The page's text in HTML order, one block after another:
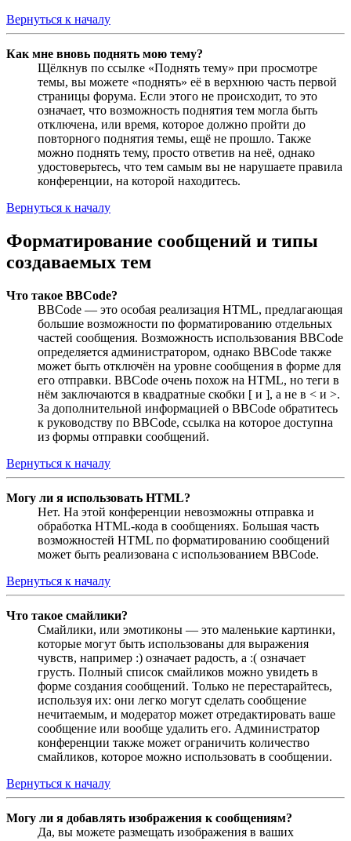
Вернуться к началу
Как мне вновь поднять мою тему?
Щёлкнув по ссылке «Поднять тему» при просмотре
темы, вы можете «поднять» её в верхнюю часть первой
страницы форума. Если этого не происходит, то это
означает, что возможность поднятия тем могла быть
отключена, или время, которое должно пройти до
повторного поднятия темы, ещё не прошло. Также
можно поднять тему, просто ответив на неё, однако
удостоверьтесь, что тем самым вы не нарушаете правила
конференции, на которой находитесь.
Вернуться к началу
Форматирование сообщений и типы
создаваемых тем
Что такое BBCode?
BBCode — это особая реализация HTML, предлагающая
большие возможности по форматированию отдельных
частей сообщения. Возможность использования BBCode
определяется администратором, однако BBCode также
может быть отключён на уровне сообщения в форме для
его отправки. BBCode очень похож на HTML, но теги в
нём заключаются в квадратные скобки [ и ], а не в < и >.
За дополнительной информацией о BBCode обратитесь
к руководству по BBCode, ссылка на которое доступна
из формы отправки сообщений.
Вернуться к началу
Могу ли я использовать HTML?
Нет. На этой конференции невозможны отправка и
обработка HTML-кода в сообщениях. Большая часть
возможностей HTML по форматированию сообщений
может быть реализована с использованием BBCode.
Вернуться к началу
Что такое смайлики?
Смайлики, или эмотиконы — это маленькие картинки,
которые могут быть использованы для выражения
чувств, например :) означает радость, а :( означает
грусть. Полный список смайликов можно увидеть в
форме создания сообщений. Только не перестарайтесь,
используя их: они легко могут сделать сообщение
нечитаемым, и модератор может отредактировать ваше
сообщение или вообще удалить его. Администратор
конференции также может ограничить количество
смайликов, которое можно использовать в сообщении.
Вернуться к началу
Могу ли я добавлять изображения к сообщениям?
Да, вы можете размещать изображения в ваших